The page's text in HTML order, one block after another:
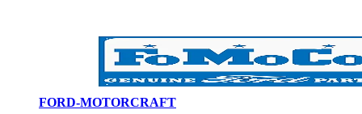
FORD-MOTORCRAFT